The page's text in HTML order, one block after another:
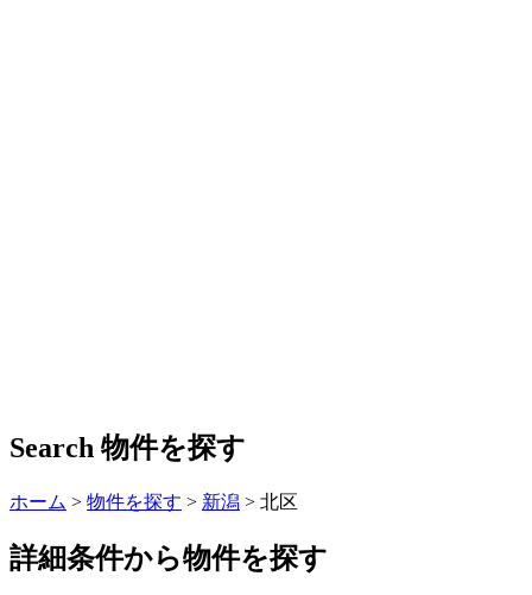
Search 物件を探す
ホーム > 物件を探す > 新潟 > 北区
詳細条件から物件を探す